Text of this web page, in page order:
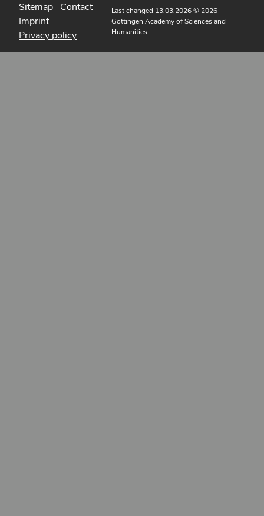
Sitemap Contact
Imprint
Privacy policy
Last changed 13.03.2026© 2026
Göttingen Academy of Sciences and
Humanities